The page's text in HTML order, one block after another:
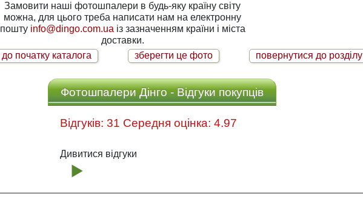
Замовити наші фотошпалери в будь-яку країну світу
можна, для цього треба написати нам на електронну
пошту info@dingo.com.ua із зазначенням країни і міста
доставки.
до початку каталога зберегти це фото повернутися до розділу
Фотошпалери Дінго - Відгуки покупців
Відгуків: 31 Середня оцінка: 4.97
Дивитися відгуки